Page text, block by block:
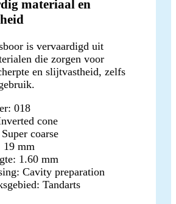
materiaal en
is vervaardigd uit
die zorgen voor
en slijtvastheid, zelfs
018
cone
coarse
19 mm
1.60 mm
Cavity preparation
Tandarts